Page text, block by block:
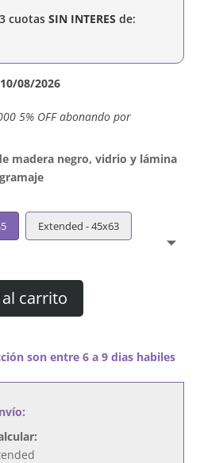
cuotas SIN INTERES de:
10/08/2026
5% OFF abonando por
madera negro, vidrio y lámina
Extended - 45x63
carrito
son entre 6 a 9 dias habiles